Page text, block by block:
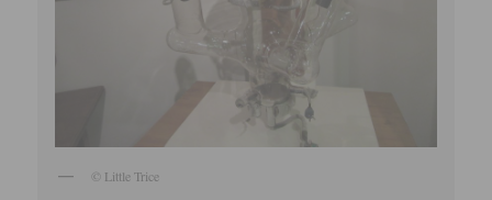
© Little Trice